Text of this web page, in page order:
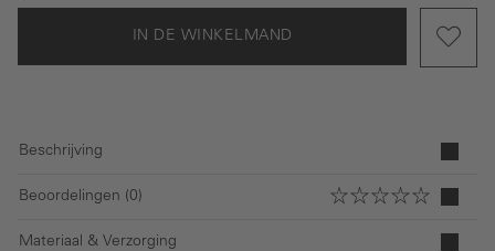
IN DE WINKELMAND
Beschrijving
Beoordelingen (0)
Materiaal & Verzorging